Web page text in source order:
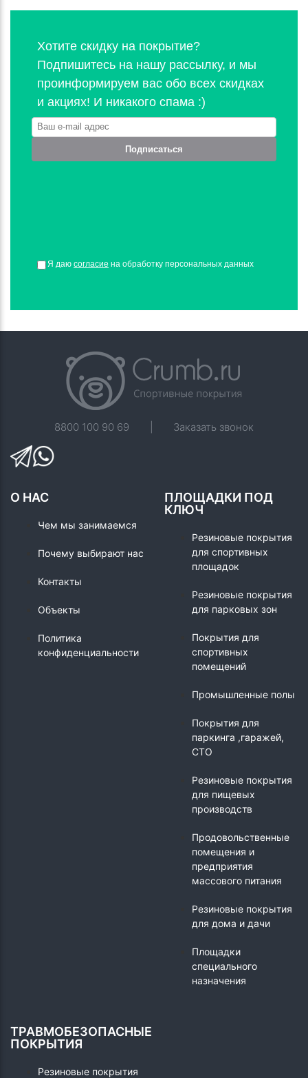
Хотите скидку на покрытие?
Подпишитесь на нашу рассылку, и мы
проинформируем вас обо всех скидках
и акциях! И никакого спама :)
Подписаться
Я даю согласие на обработку персональных данных
8800 100 90 69 Заказать звонок
О НАС
Чем мы занимаемся
Почему выбирают нас
Контакты
Объекты
Политика
конфиденциальности
ПЛОЩАДКИ ПОД
КЛЮЧ
Резиновые покрытия
для спортивных
площадок
Резиновые покрытия
для парковых зон
Покрытия для
спортивных
помещений
Промышленные полы
Покрытия для
паркинга ,гаражей,
СТО
Резиновые покрытия
для пищевых
производств
Продовольственные
помещения и
предприятия
массового питания
Резиновые покрытия
для дома и дачи
Площадки
специального
назначения
ТРАВМОБЕЗОПАСНЫЕ
ПОКРЫТИЯ
Резиновые покрытия